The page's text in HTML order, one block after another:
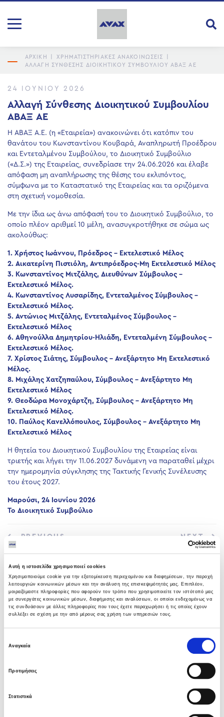
Αυτή η ιστοσελίδα χρησιμοποιεί cookies
Χρησιμοποιούμε cookie για την εξατομίκευση περιεχομένου και διαφημίσεων, την παροχή
λειτουργιών κοινωνικών μέσων και την ανάλυση της επισκεψιμότητάς μας. Επιπλέον,
μοιραζόμαστε πληροφορίες που αφορούν τον τρόπο που χρησιμοποιείτε τον ιστότοπό μας
με συνεργάτες κοινωνικών μέσων, διαφήμισης και αναλύσεων, οι οποίοι ενδεχομένως να
τις συνδυάσουν με άλλες πληροφορίες που τους έχετε παραχωρήσει ή τις οποίες έχουν
συλλέξει σε σχέση με την από μέρους σας χρήση των υπηρεσιών τους.
συγκατάθεσης
Αναγκαία
Προτιμήσεις
Στατιστικά
ΑΡΧΙΚΗ ΧΡΗΜΑΤΙΣΤΗΡΙΑΚΕΣ ΑΝΑΚΟΙΝΩΣΕΙΣ
ΑΛΛΑΓΉ ΣΎΝΘΕΣΗΣ ΔΙΟΙΚΗΤΙΚΟΎ ΣΥΜΒΟΥΛΊΟΥ ΑΒΑΞ ΑΕ
24 ΙΟΥΝΊΟΥ 2026
Αλλαγή Σύνθεσης Διοικητικού Συμβουλίου
ΑΒΑΞ ΑΕ
Η ΑΒΑΞ Α.Ε. (η «Εταιρεία») ανακοινώνει ότι κατόπιν του
θανάτου του Κωνσταντίνου Κουβαρά, Αναπληρωτή Προέδρου
και Εντεταλμένου Συμβούλου, το Διοικητικό Συμβούλιο
(«Δ.Σ.») της Εταιρείας, συνεδρίασε την 24.06.2026 και έλαβε
απόφαση μη αναπλήρωσης της θέσης του εκλιπόντος,
σύμφωνα με το Καταστατικό της Εταιρείας και τα οριζόμενα
στη σχετική νομοθεσία.
Με την ίδια ως άνω απόφασή του το Διοικητικό Συμβούλιο, το
οποίο πλέον αριθμεί 10 μέλη, ανασυγκροτήθηκε σε σώμα ως
ακολούθως:
1. Χρήστος Ιωάννου, Πρόεδρος – Εκτελεστικό Μέλος
2. Αικατερίνη Πιστιόλη, Αντιπρόεδρος-Μη Εκτελεστικό Μέλος
3. Κωνσταντίνος Μιτζάλης, Διευθύνων Σύμβουλος –
Εκτελεστικό Μέλος.
4. Κωνσταντίνος Λυσαρίδης, Εντεταλμένος Σύμβουλος –
Εκτελεστικό Μέλος.
5. Αντώνιος Μιτζάλης, Εντεταλμένος Σύμβουλος –
Εκτελεστικό Μέλος
6. Αθηνούλλα Δημητρίου-Ηλιάδη, Εντεταλμένη Σύμβουλος –
Εκτελεστικό Μέλος.
7. Χρίστος Σιάτης, Σύμβουλος – Ανεξάρτητο Μη Εκτελεστικό
Μέλος.
8. Μιχάλης Χατζηπαύλου, Σύμβουλος – Ανεξάρτητο Μη
Εκτελεστικό Μέλος
9. Θεοδώρα Μονοχάρτζη, Σύμβουλος – Ανεξάρτητο Μη
Εκτελεστικό Μέλος.
10. Παύλος Κανελλόπουλος, Σύμβουλος – Ανεξάρτητο Μη
Εκτελεστικό Μέλος
Η θητεία του Διοικητικού Συμβουλίου της Εταιρείας είναι
τριετής και λήγει την 11.06.2027 δυνάμενη να παραταθεί μέχρι
την ημερομηνία σύγκλησης της Τακτικής Γενικής Συνέλευσης
του έτους 2027.
Μαρούσι, 24 Ιουνίου 2026
Το Διοικητικό Συμβούλιο
PREVIOUS NEXT
LATEST NEWS
Όμιλος AVAX: Ανάληψη έργου κατασκευής
σταθμού παραγωγής ηλεκτρικής ενέργειας